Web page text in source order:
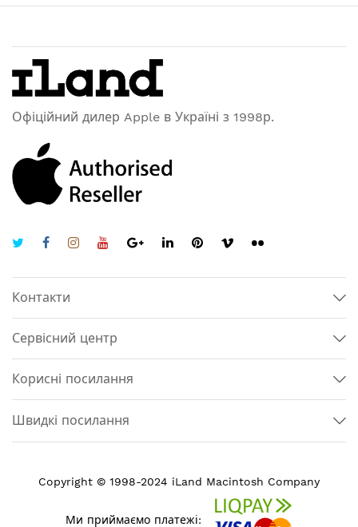
Офіційний дилер Apple в Україні з 1998р.
Контакти
Сервісний центр
Корисні посилання
Швидкі посилання
Copyright © 1998-2024 iLand Macintosh Company
Ми приймаємо платежі: